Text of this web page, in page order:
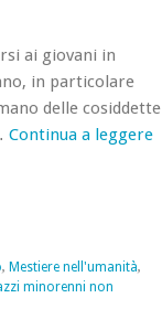
ai giovani in
in particolare
delle cosiddette
Continua a leggere
, Mestiere nell'umanità,
minorenni non